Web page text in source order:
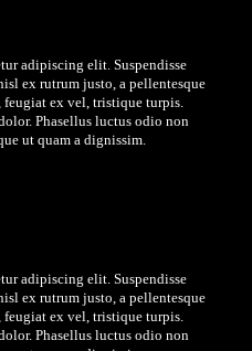
adipiscing elit. Suspendisse
ex rutrum justo, a pellentesque
ex vel, tristique turpis.
Phasellus luctus odio non
ut quam a dignissim.
adipiscing elit. Suspendisse
ex rutrum justo, a pellentesque
ex vel, tristique turpis.
Phasellus luctus odio non